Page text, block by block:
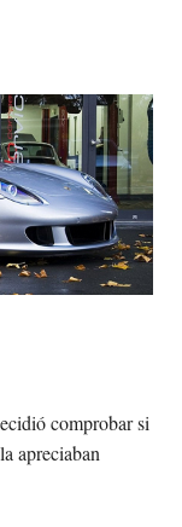
comprobar si
apreciaban